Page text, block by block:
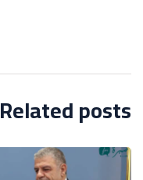
Related posts